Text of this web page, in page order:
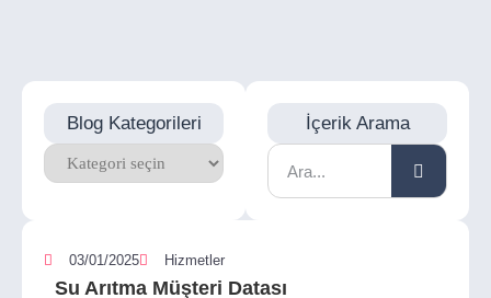
Blog Kategorileri İçerik Arama
03/01/2025 Hizmetler
Su Arıtma Müşteri Datası